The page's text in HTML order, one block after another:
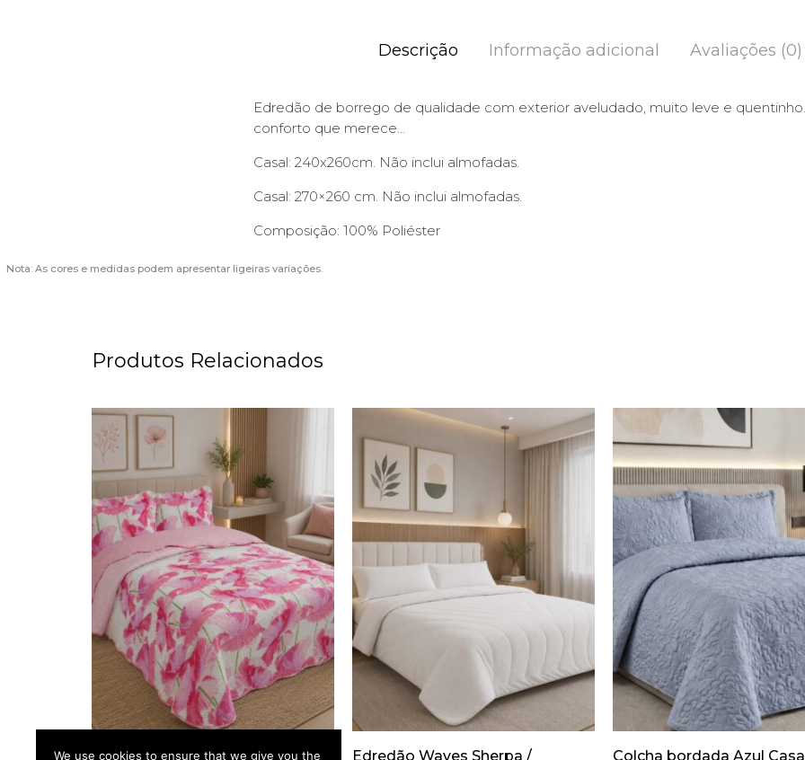
Descrição Informação adicional Avaliações (0)
Edredão de borrego de qualidade com exterior aveludado, muito leve e
conforto que merece…
Casal: 240x260cm. Não inclui almofadas.
Casal: 270×260 cm. Não inclui almofadas.
Composição: 100% Poliéster
Nota: As cores e medidas podem apresentar ligeiras variações.
Produtos Relacionados
Colcha Floral 2120 Rosa Casal Edredão Waves Sherpa / Colcha bordada Azul
We use cookies to ensure that we give you the